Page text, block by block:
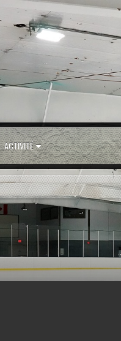
ACTIVITÉ